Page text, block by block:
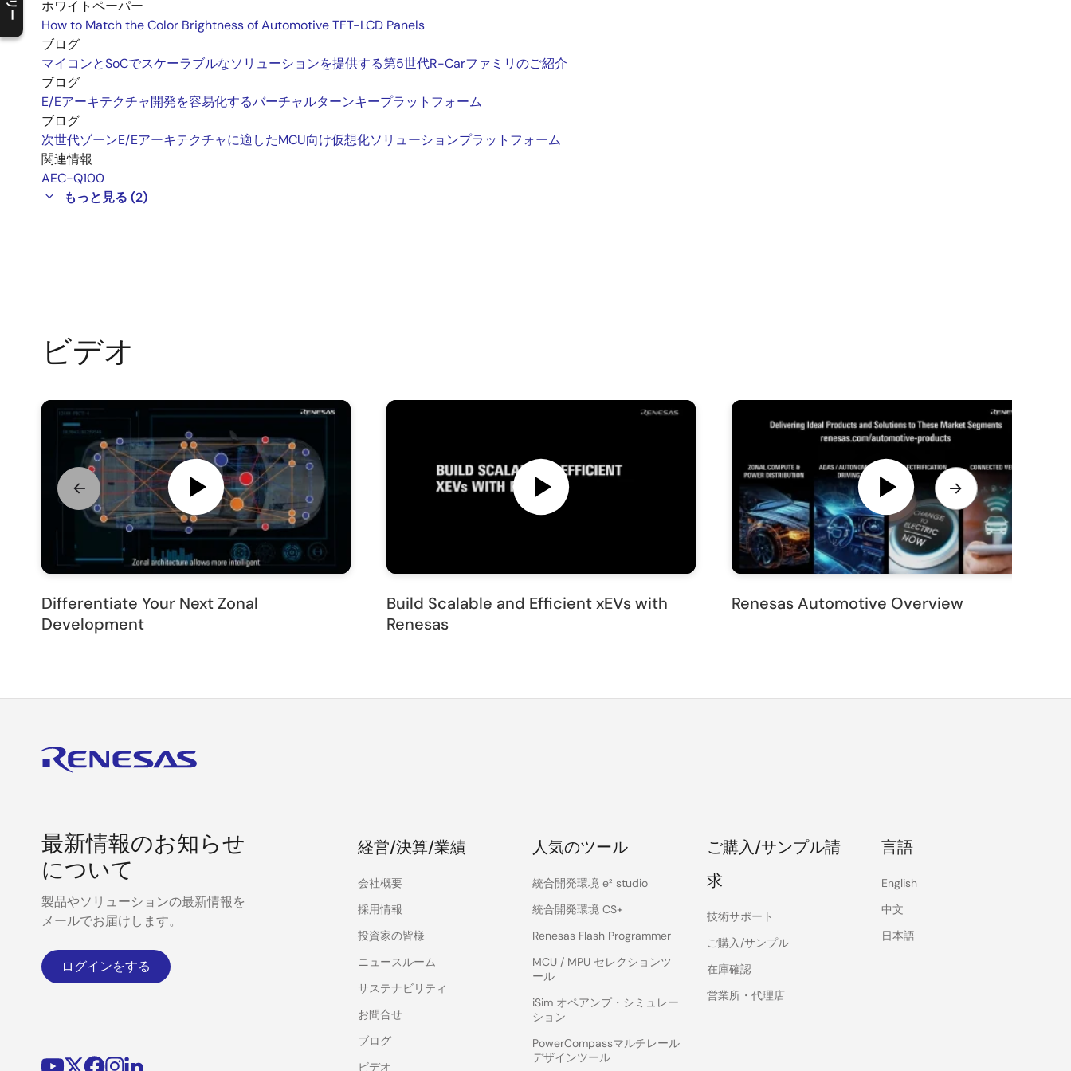
C
l
o
s
e
p
r
o
d
u
c
t
t
r
e
e
m
e
n
O
p
e
n
p
r
o
d
u
c
t
t
r
e
e
m
e
n
ホワイトペーパー
How to Match the Color Brightness of Automotive TFT-LCD Panels
ブログ
マイコンとSoCでスケーラブルなソリューションを提供する第5世代R-Carファミリのご紹介
ブログ
E/Eアーキテクチャ開発を容易化するバーチャルターンキープラットフォーム
ブログ
次世代ゾーンE/Eアーキテクチャに適したMCU向け仮想化ソリューションプラットフォーム
関連情報
AEC-Q100
もっと見る (2)
ビデオ
Differentiate Your Next Zonal
Development
Build Scalable and Efficient xEVs with
Renesas
Renesas Automotive Overview
最新情報のお知らせ
について
製品やソリューションの最新情報を
メールでお届けします。
ログインをする
経営/決算/業績
会社概要
採用情報
投資家の皆様
ニュースルーム
サステナビリティ
お問合せ
ブログ
ビデオ
人気のツール
統合開発環境 e² studio
統合開発環境 CS+
Renesas Flash Programmer
MCU / MPU セレクションツ
ール
iSim オペアンプ・シミュレー
ション
PowerCompassマルチレール
デザインツール
ご購入/サンプル請
求
技術サポート
ご購入/サンプル
在庫確認
営業所・代理店
言語
English
中文
日本語